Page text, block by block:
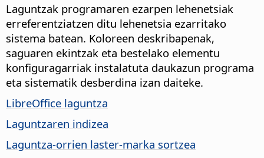
Laguntzak programaren ezarpen lehenetsiak
erreferentziatzen ditu lehenetsia ezarritako
sistema batean. Koloreen deskribapenak,
saguaren ekintzak eta bestelako elementu
konfiguragarriak instalatuta daukazun programa
eta sistematik desberdina izan daiteke.
LibreOffice laguntza
Laguntzaren indizea
Laguntza-orrien laster-marka sortzea